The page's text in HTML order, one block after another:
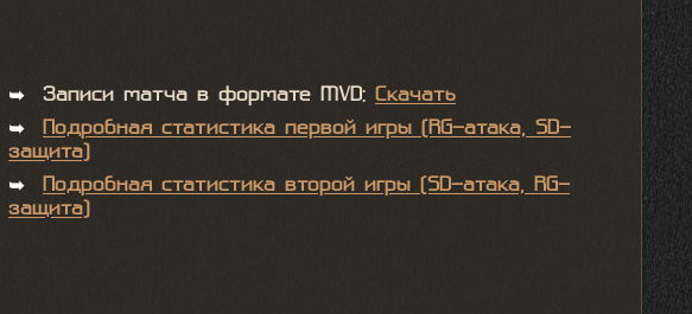
➥ Записи матча в формате MVD: Скачать
➥ Подробная статистика первой игры (RG-атака, SD-
защита)
➥ Подробная статистика второй игры (SD-атака, RG-
защита)